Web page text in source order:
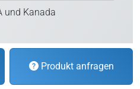
und Kanada
Produkt anfragen